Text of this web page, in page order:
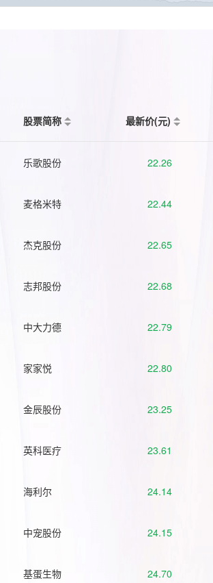
股票简称 最新价(元)
乐歌股份 22.26
麦格米特 22.44
杰克股份 22.65
志邦股份 22.68
中大力德 22.79
家家悦 22.80
金辰股份 23.25
英科医疗 23.61
海利尔 24.14
中宠股份 24.15
基蛋生物 24.70